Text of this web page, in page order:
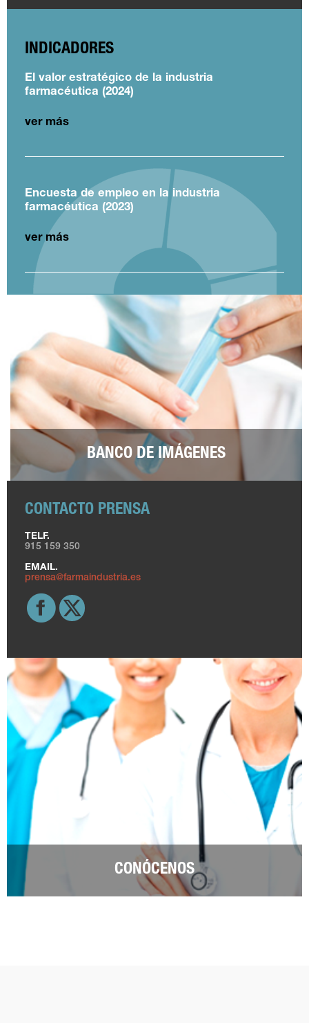
INDICADORES
El valor estratégico de la industria
farmacéutica (2024)
ver más
Encuesta de empleo en la industria
farmacéutica (2023)
ver más
BANCO DE IMÁGENES
CONTACTO PRENSA
TELF.
915 159 350
EMAIL.
prensa@farmaindustria.es
CONÓCENOS